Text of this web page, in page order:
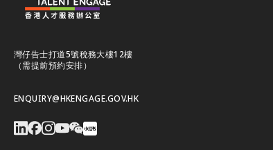
灣仔告士打道5號稅務大樓12樓
（需提前預約安排）
ENQUIRY@HKENGAGE.GOV.HK